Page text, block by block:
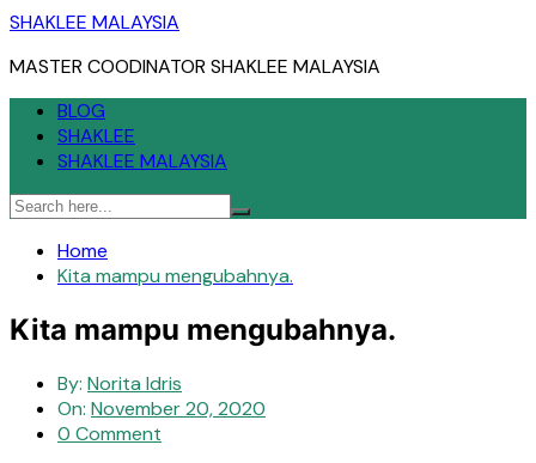
Skip
content
SHAKLEE MALAYSIA
MASTER COODINATOR SHAKLEE MALAYSIA
BLOG
SHAKLEE
SHAKLEE MALAYSIA
Home
Kita mampu mengubahnya.
Kita mampu mengubahnya.
By: Norita Idris
On: November 20, 2020
0 Comment